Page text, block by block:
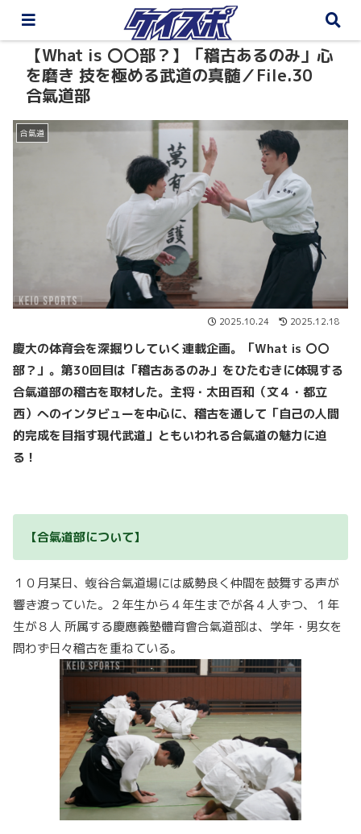
【What is 〇〇部？】「稽古あるのみ」心
を磨き 技を極める武道の真髄／File.30
合氣道部
合氣道
2025.10.24 2025.12.18
慶大の体育会を深掘りしていく連載企画。「What is 〇〇
部？」。第30回目は「稽古あるのみ」をひたむきに体現する
合氣道部の稽古を取材した。主将・太田百和（文４・都立
西）へのインタビューを中心に、稽古を通して「自己の人間
的完成を目指す現代武道」ともいわれる合氣道の魅力に迫
る！
【合氣道部について】
１０月某日、蝮谷合氣道場には威勢良く仲間を鼓舞する声が
響き渡っていた。２年生から４年生までが各４人ずつ、１年
生が８人 所属する慶應義塾體育會合氣道部は、学年・男女を
問わず日々稽古を重ねている。